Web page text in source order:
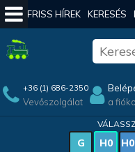
FRISS HÍREK KERESÉS
+36 (1) 686-2350
Vevőszolgálat
a
G H0